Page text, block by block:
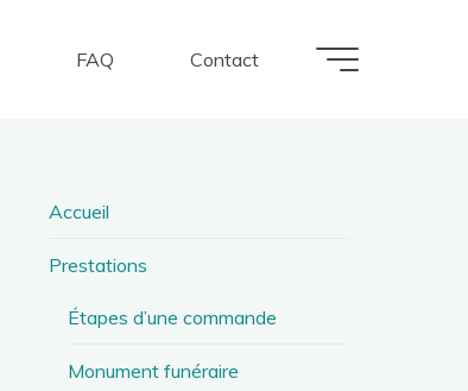
FAQ Contact
Accueil
Prestations
Étapes d’une commande
Monument funéraire